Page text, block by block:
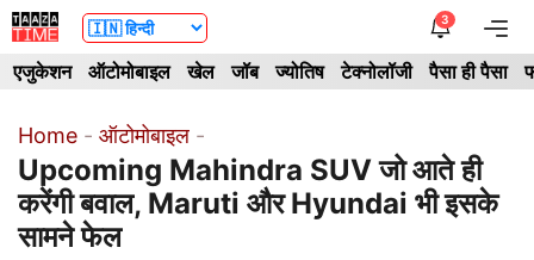
Skip
to
content
3
एजुकेशन ऑटोमोबाइल खेल जॉब ज्योतिष टेक्नोलॉजी पैसा ही पैसा
Home - ऑटोमोबाइल -
Upcoming Mahindra SUV जो आते ही
करेंगी बवाल, Maruti और Hyundai भी इसके
सामने फेल